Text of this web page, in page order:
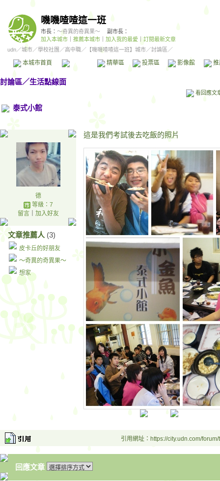
嘰嘰喳喳這一班
市長： ～奇異的奇異果～
副市長：
加入本城市
推薦本城市 加入我的最愛 ｜ 訂閱最新文章
udn／城市／學校社團 ／高中職／ 【嘰嘰喳喳這一班】城市／討論區／
本城市首頁 精華區 投票區 影像館
討論區／生活點線面
看回應文
泰式小館
德
等級：7
留言｜ 加入好友
文章推薦人 (3)
皮卡丘的好朋友
～奇異的奇異果～
想家
這是我們考試後去吃飯的照片
引用網址：https://city.udn.com/
回應文章